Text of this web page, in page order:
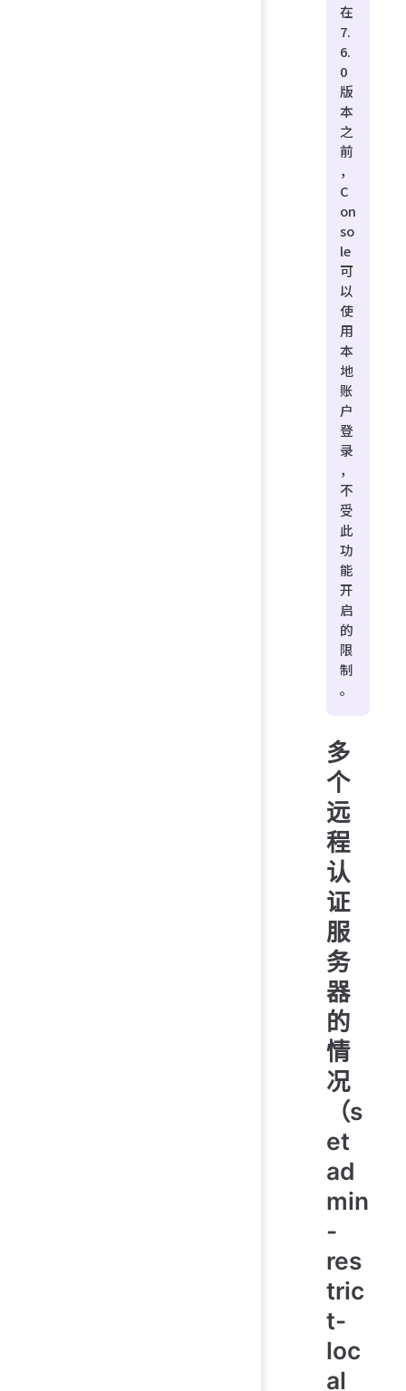
在
7.
6.
0
版
本
之
前
，
C
on
so
le
可
以
使
用
本
地
账
户
登
录
，
不
受
此
功
能
开
启
的
限
制
。
多
个
远
程
认
证
服
务
器
的
情
况
（s
et
ad
min
-
res
tric
t-
loc
al